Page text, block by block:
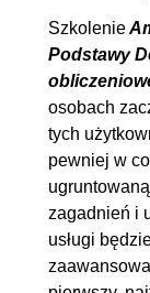
7.11. Load
skalowalna
7.12.
8.
8.1. Wstęp do
Szkolenie
Podstawy
osobach
tych
pewniej w
zagadnień i
usługi